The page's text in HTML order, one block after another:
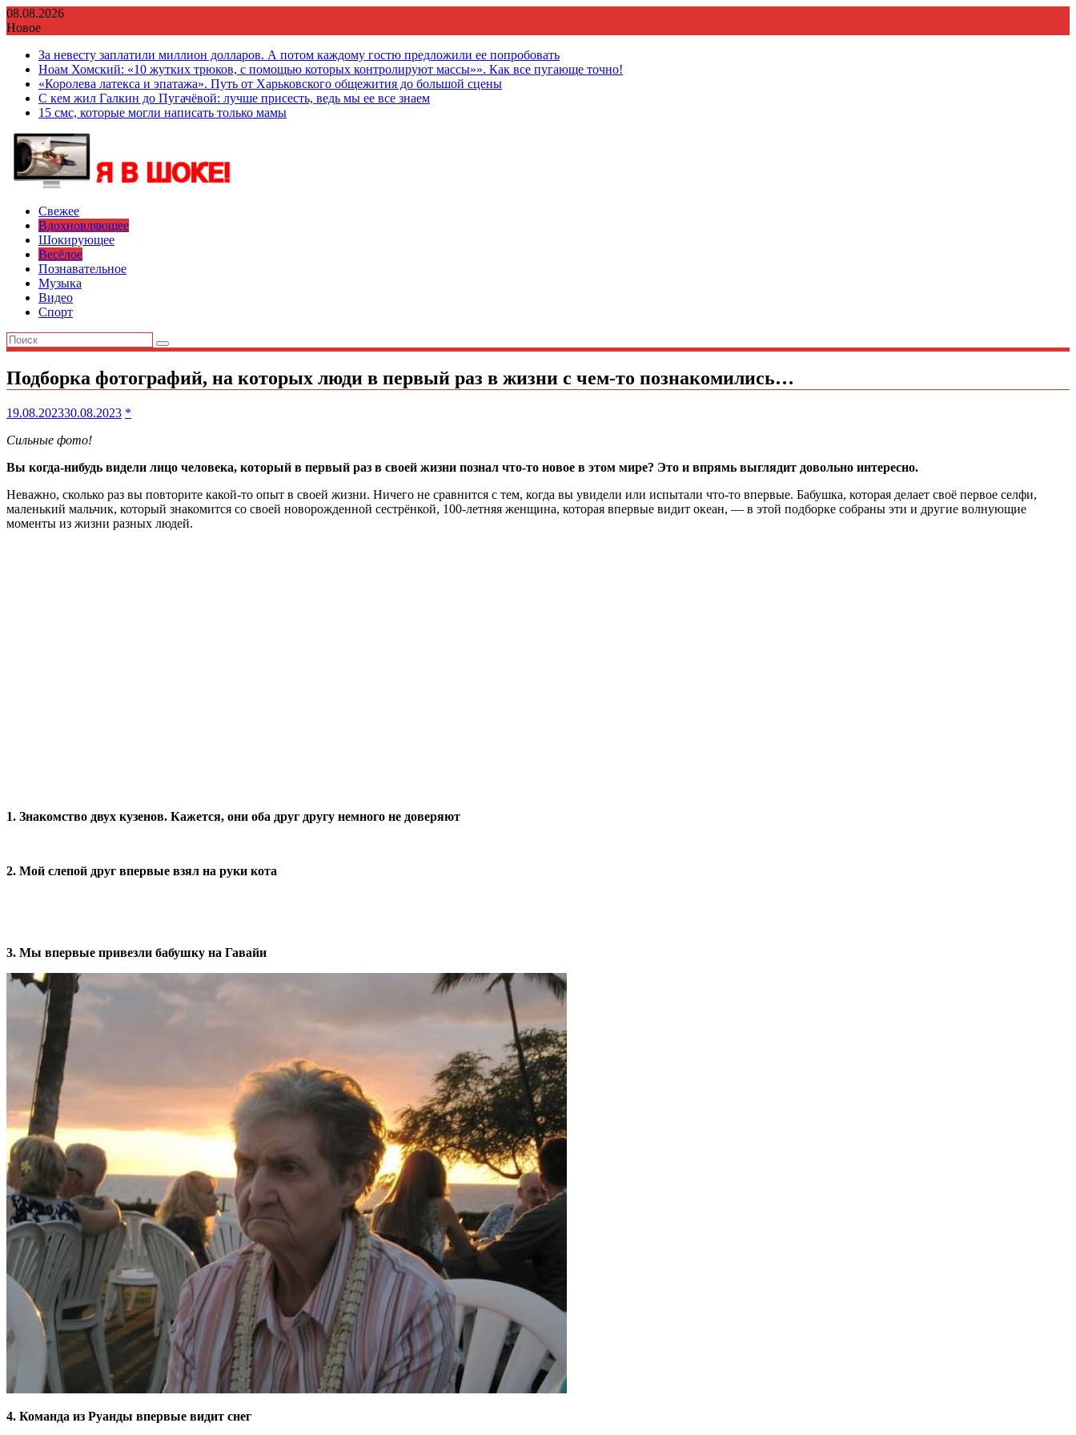
Перейти
к
08.08.2026
Новое
За невесту заплатили миллион долларов. А потом каждому гостю предложили ее попробовать
Ноам Хомский: «10 жутких трюков, с помощью которых контролируют массы»». Как все пугающе точно!
«Королева латекса и эпатажа». Путь от Харьковского общежития до большой сцены
С кем жил Галкин до Пугачёвой: лучше присесть, ведь мы ее все знаем
15 смс, которые могли написать только мамы
Свежее
Вдохновляющее
Шокирующее
Весёлое
Познавательное
Музыка
Видео
Спорт
Подборка фотографий, на которых люди в первый раз в жизни с чем-то познакомились…
19.08.202330.08.2023 *
Сильные фото!
Вы когда-нибудь видели лицо человека, который в первый раз в своей жизни познал что-то новое в этом мире? Это и впрямь выглядит довольно интересно.
Неважно, сколько раз вы повторите какой-то опыт в своей жизни. Ничего не сравнится с тем, когда вы увидели или испытали что-то впервые. Бабушка, которая делает своё первое селфи,
маленький мальчик, который знакомится со своей новорожденной сестрёнкой, 100-летняя женщина, которая впервые видит океан, — в этой подборке собраны эти и другие волнующие
моменты из жизни разных людей.
1. Знакомство двух кузенов. Кажется, они оба друг другу немного не доверяют
2. Мой слепой друг впервые взял на руки кота
3. Мы впервые привезли бабушку на Гавайи
4. Команда из Руанды впервые видит снег